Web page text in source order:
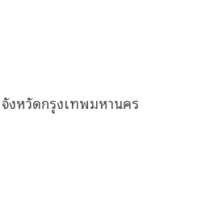
งหวัดกรุงเทพมหานคร